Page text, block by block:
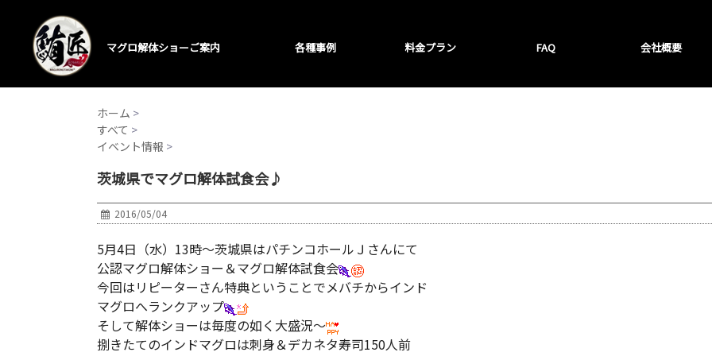
マグロ解体ショーご案内 各種事例 料金プラン FAQ 会社概要
ホーム >
すべて >
イベント情報 >
茨城県でマグロ解体試食会♪
2016/05/04
5月4日（水）13時～茨城県はパチンコホールＪさんにて
公認マグロ解体ショー＆マグロ解体試食会
今回はリピーターさん特典ということでメバチからインド
マグロへランクアップ
そして解体ショーは毎度の如く大盛況～
捌きたてのインドマグロは刺身＆デカネタ寿司150人前